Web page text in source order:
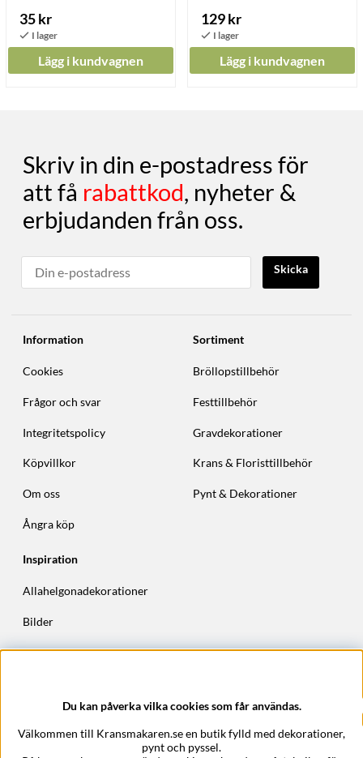
35 kr
Lägg i kundvagnen
129 kr
Lägg i kundvagnen
Skriv in din e-postadress för
att få rabattkod, nyheter &
erbjudanden från oss.
Skicka
Information
Cookies
Frågor och svar
Integritetspolicy
Köpvillkor
Om oss
Ångra köp
Sortiment
Bröllopstillbehör
Festtillbehör
Gravdekorationer
Krans & Floristtillbehör
Pynt & Dekorationer
Inspiration
Allahelgonadekorationer
Bilder
Höstkransar
Du kan påverka vilka cookies som får användas.
Välkommen till Kransmakaren.se en butik fylld med dekorationer,
pynt och pyssel.